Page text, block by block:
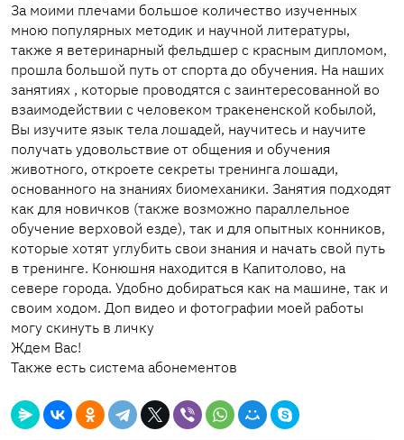
За моими плечами большое количество изученных
мною популярных методик и научной литературы,
также я ветеринарный фельдшер с красным дипломом,
прошла большой путь от спорта до обучения. На наших
занятиях , которые проводятся с заинтересованной во
взаимодействии с человеком тракененской кобылой,
Вы изучите язык тела лошадей, научитесь и научите
получать удовольствие от общения и обучения
животного, откроете секреты тренинга лошади,
основанного на знаниях биомеханики. Занятия подходят
как для новичков (также возможно параллельное
обучение верховой езде), так и для опытных конников,
которые хотят углубить свои знания и начать свой путь
в тренинге. Конюшня находится в Капитолово, на
севере города. Удобно добираться как на машине, так и
своим ходом. Доп видео и фотографии моей работы
могу скинуть в личку
Ждем Вас!
Также есть система абонементов